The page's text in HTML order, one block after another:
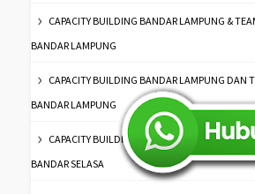
CAPACITY BUILDING BANDAR LAMPUNG &
BANDAR LAMPUNG
CAPACITY BUILDING BANDAR LAMPUNG DAN
BANDAR LAMPUNG
CAPACITY BUILDING BANDAR SELASA DAN
BANDAR SELASA